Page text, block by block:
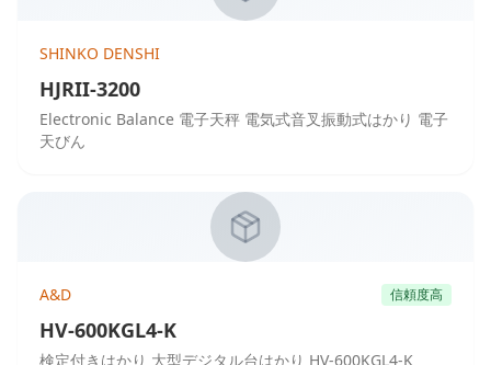
SHINKO DENSHI
HJRII-3200
Electronic Balance 電子天秤 電気式音叉振動式はかり 電子
天びん
A&D 信頼度高
HV-600KGL4-K
検定付きはかり 大型デジタル台はかり HV-600KGL4-K